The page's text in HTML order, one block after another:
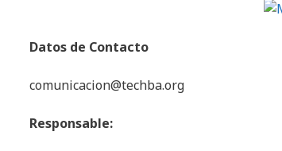
Datos de Contacto
comunicacion@techba.org
Responsable: